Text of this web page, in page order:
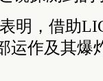
明，借助
运作及其爆